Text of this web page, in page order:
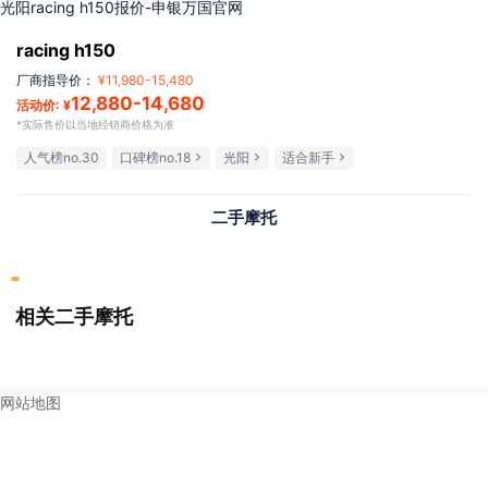
光阳racing h150报价-申银万国官网
racing h150
厂商指导价： ¥11,980-15,480
活动价: ¥12,880-14,680
*实际售价以当地经销商价格为准
人气榜no.30 口碑榜no.18 光阳 适合新手
二手摩托
相关二手摩托
网站地图